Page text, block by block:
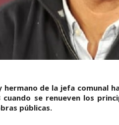
hermano de la jefa comunal
cuando se renueven los
públicas.